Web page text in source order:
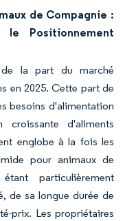
de Compagnie :
le Positionnement
de la part du marché
en 2025. Cette part de
besoins d'alimentation
d'aliments
englobe à la fois les
pour animaux de
particulièrement
de sa longue durée de
prix. Les propriétaires